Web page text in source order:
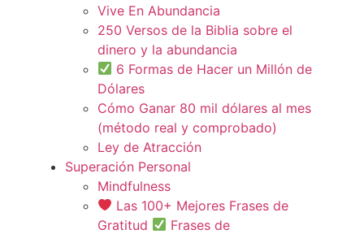
Vive En Abundancia
250 Versos de la Biblia sobre el
dinero y la abundancia
6 Formas de Hacer un Millón de
Dólares
Cómo Ganar 80 mil dólares al mes
(método real y comprobado)
Ley de Atracción
Superación Personal
Mindfulness
Las 100+ Mejores Frases de
Gratitud
Frases de